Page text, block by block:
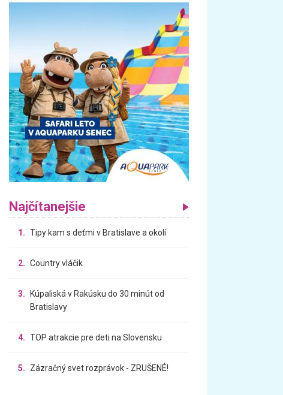
Najčítanejšie
1. Tipy kam s deťmi v Bratislave a okolí
2. Country vláčik
3.
Kúpaliská v Rakúsku do 30 minút od
Bratislavy
4. TOP atrakcie pre deti na Slovensku
5. Zázračný svet rozprávok - ZRUŠENÉ!